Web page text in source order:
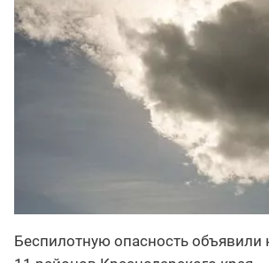
Беспилотную опасность объявили